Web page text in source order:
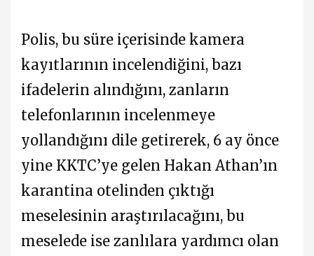
Polis, bu süre içerisinde kamera
kayıtlarının incelendiğini, bazı
ifadelerin alındığını, zanların
telefonlarının incelenmeye
yollandığını dile getirerek, 6 ay önce
yine KKTC’ye gelen Hakan Athan’ın
karantina otelinden çıktığı
meselesinin araştırılacağını, bu
meselede ise zanlılara yardımcı olan